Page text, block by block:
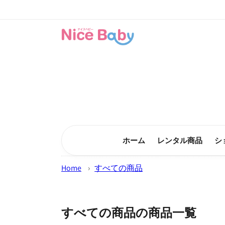
ホーム レンタル商品 シ
Home › すべての商品
すべての商品の商品一覧